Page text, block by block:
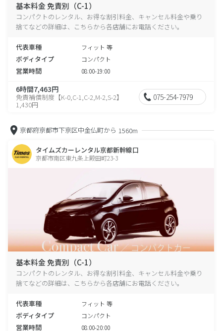
基本料金 免責別（C-1）
コンパクトのレンタル、お得な割引料金、キャンセル料金や乗り
捨てなどの詳細は、こちらから各店舗にお電話ください。
代表車種 フィット 等
ボディタイプ コンパクト
営業時間 08:00-19:00
6時間7,463円
免責補償制度【K-0,C-1,C-2,M-2,S-2】
1,430円
075-254-7979
京都府京都市下京区中金仏町から 1560m
タイムズカーレンタル京都新幹線口
京都市南区東九条上殿田町23-3
基本料金 免責別（C-1）
コンパクトのレンタル、お得な割引料金、キャンセル料金や乗り
捨てなどの詳細は、こちらから各店舗にお電話ください。
代表車種 フィット 等
ボディタイプ コンパクト
営業時間 08:00-20:00